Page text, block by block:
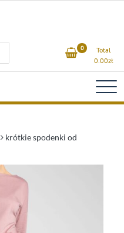
0
Total
0.00zł
krótkie spodenki od